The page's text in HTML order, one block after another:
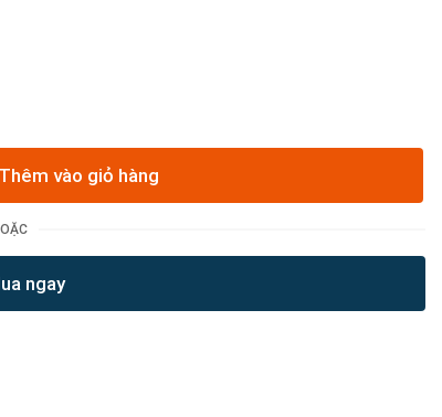
Thêm vào giỏ hàng
ngay